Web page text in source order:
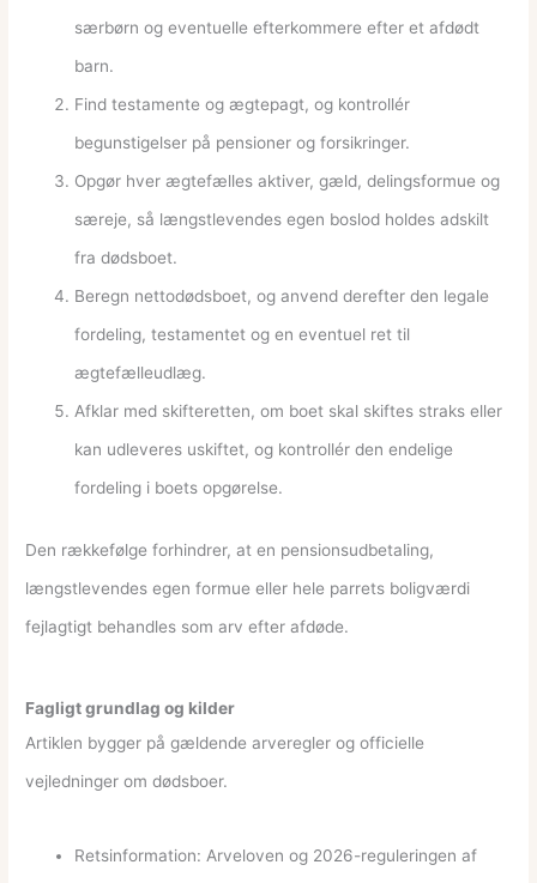
særbørn og eventuelle efterkommere efter et afdødt
barn.
Find testamente og ægtepagt, og kontrollér
begunstigelser på pensioner og forsikringer.
Opgør hver ægtefælles aktiver, gæld, delingsformue og
særeje, så længstlevendes egen boslod holdes adskilt
fra dødsboet.
Beregn nettodødsboet, og anvend derefter den legale
fordeling, testamentet og en eventuel ret til
ægtefælleudlæg.
Afklar med skifteretten, om boet skal skiftes straks eller
kan udleveres uskiftet, og kontrollér den endelige
fordeling i boets opgørelse.
Den rækkefølge forhindrer, at en pensionsudbetaling,
længstlevendes egen formue eller hele parrets boligværdi
fejlagtigt behandles som arv efter afdøde.
Fagligt grundlag og kilder
Artiklen bygger på gældende arveregler og officielle
vejledninger om dødsboer.
Retsinformation: Arveloven og 2026-reguleringen af